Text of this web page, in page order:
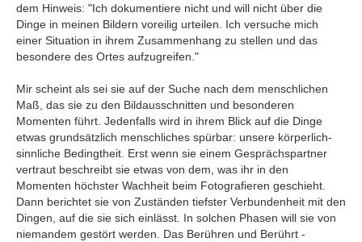
dem Hinweis: "Ich dokumentiere nicht und will nicht über die
Dinge in meinen Bildern voreilig urteilen. Ich versuche mich
einer Situation in ihrem Zusammenhang zu stellen und das
besondere des Ortes aufzugreifen."
Mir scheint als sei sie auf der Suche nach dem menschlichen
Maß, das sie zu den Bildausschnitten und besonderen
Momenten führt. Jedenfalls wird in ihrem Blick auf die Dinge
etwas grundsätzlich menschliches spürbar: unsere körperlich-
sinnliche Bedingtheit. Erst wenn sie einem Gesprächspartner
vertraut beschreibt sie etwas von dem, was ihr in den
Momenten höchster Wachheit beim Fotografieren geschieht.
Dann berichtet sie von Zuständen tiefster Verbundenheit mit den
Dingen, auf die sie sich einlässt. In solchen Phasen will sie von
niemandem gestört werden. Das Berühren und Berührt -